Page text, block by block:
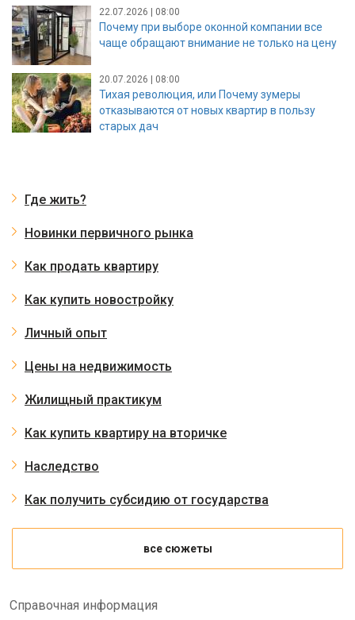
22.07.2026 | 08:00
Почему при выборе оконной компании все
чаще обращают внимание не только на цену
20.07.2026 | 08:00
Тихая революция, или Почему зумеры
отказываются от новых квартир в пользу
старых дач
Где жить?
Новинки первичного рынка
Как продать квартиру
Как купить новостройку
Личный опыт
Цены на недвижимость
Жилищный практикум
Как купить квартиру на вторичке
Наследство
Как получить субсидию от государства
все сюжеты
Справочная информация